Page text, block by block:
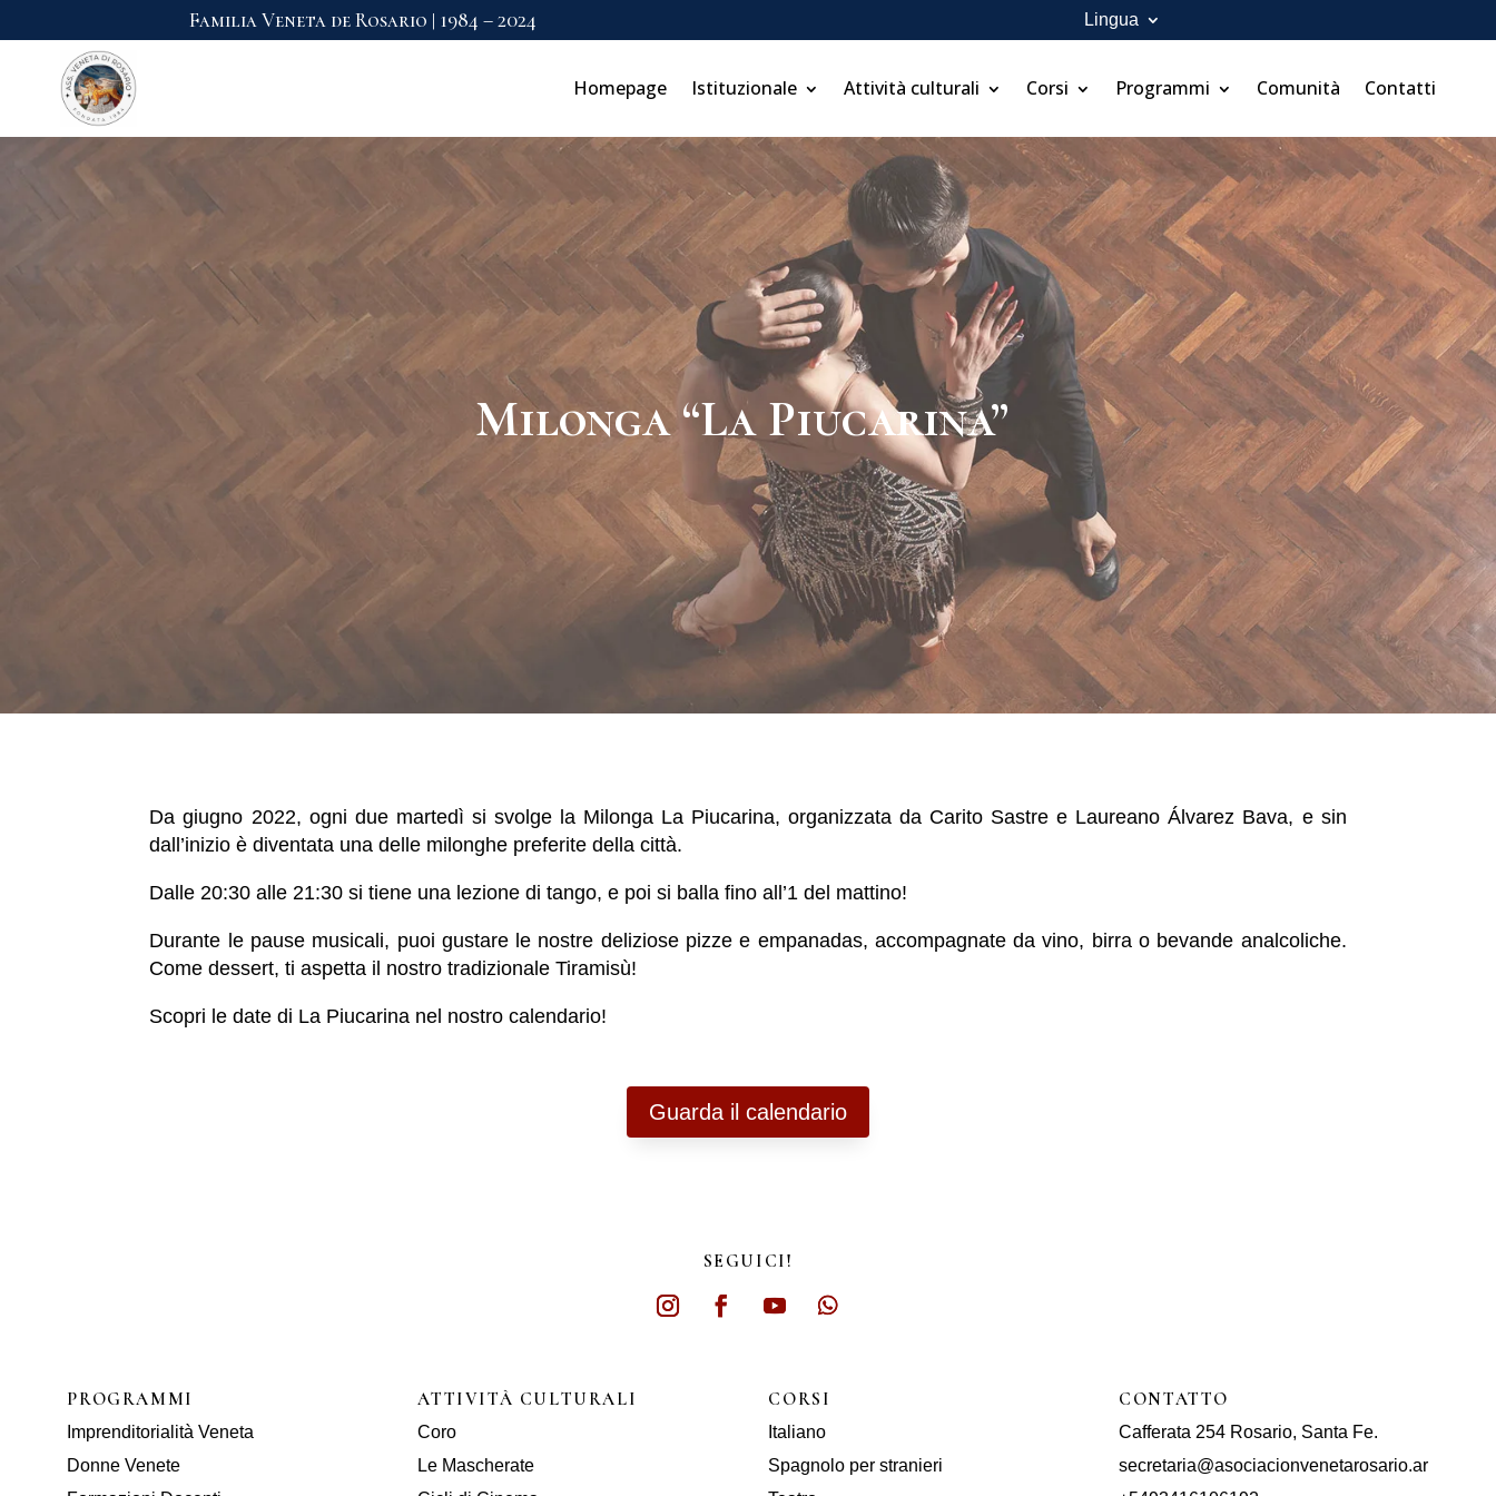
Familia Veneta de Rosario | 1984 – 2024 Lingua
Homepage Istituzionale Attività culturali Corsi Programmi Comunità Contatti
Milonga “La Piucarina”
Da giugno 2022, ogni due martedì si svolge la Milonga La Piucarina, organizzata da Carito Sastre e Laureano Álvarez Bava, e sin
dall’inizio è diventata una delle milonghe preferite della città.
Dalle 20:30 alle 21:30 si tiene una lezione di tango, e poi si balla fino all’1 del mattino!
Durante le pause musicali, puoi gustare le nostre deliziose pizze e empanadas, accompagnate da vino, birra o bevande analcoliche.
Come dessert, ti aspetta il nostro tradizionale Tiramisù!
Scopri le date di La Piucarina nel nostro calendario!
Guarda il calendario
SEGUICI!
PROGRAMMI
Imprenditorialità Veneta
Donne Venete
ATTIVITÀ CULTURALI
Coro
Le Mascherate
CORSI
Italiano
Spagnolo per stranieri
CONTATTO
Cafferata 254 Rosario, Santa Fe.
secretaria@asociacionvenetarosario.ar